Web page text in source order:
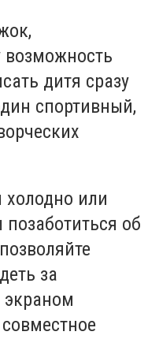
возможность
дитя сразу
спортивный,
или
об
за